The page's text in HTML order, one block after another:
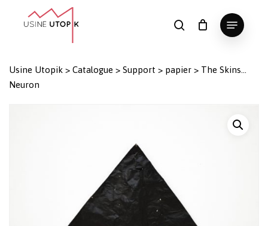
search
Menu
Panier Fermer
le
Usine Utopik > Catalogue > Support > papier > The Skins…
Neuron
Close